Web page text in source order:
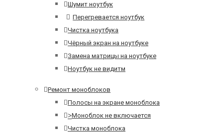
Шумит ноутбук
Перегревается ноутбук
Чистка ноутбука
Чёрный экран на ноутбуке
Замена матрицы на ноутбуке
Ноутбук не видитм
Ремонт моноблоков
Полосы на экране моноблока
>Моноблок не включается
Чистка моноблока